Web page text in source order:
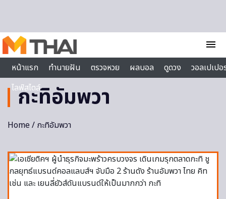
menu
หน้าแรก
ทำนายฝัน ตรวจหวย ผลบอล ดูดวง
วอลเปเป
ไลฟ์สไตล์
กะทิอัมพวา
Home/ กะทิอัมพวา